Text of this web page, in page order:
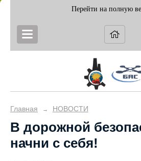
Перейти на полную
Главная → НОВОСТИ
В дорожной
начни с себя!